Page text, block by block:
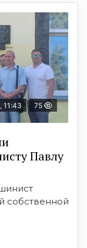
11:43 75
Павлу
собственной